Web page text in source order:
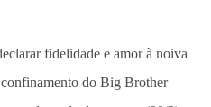
fidelidade e amor à noiva
do Big Brother